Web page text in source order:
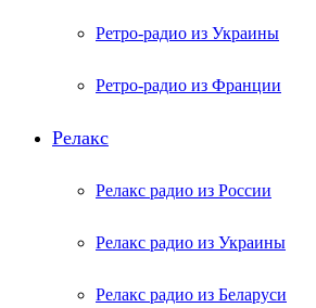
Ретро-радио из Украины
Ретро-радио из Франции
Релакс
Релакс радио из России
Релакс радио из Украины
Релакс радио из Беларуси